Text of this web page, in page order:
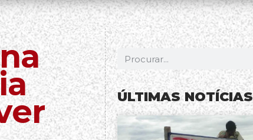
ÚLTIMAS NOTÍCIAS